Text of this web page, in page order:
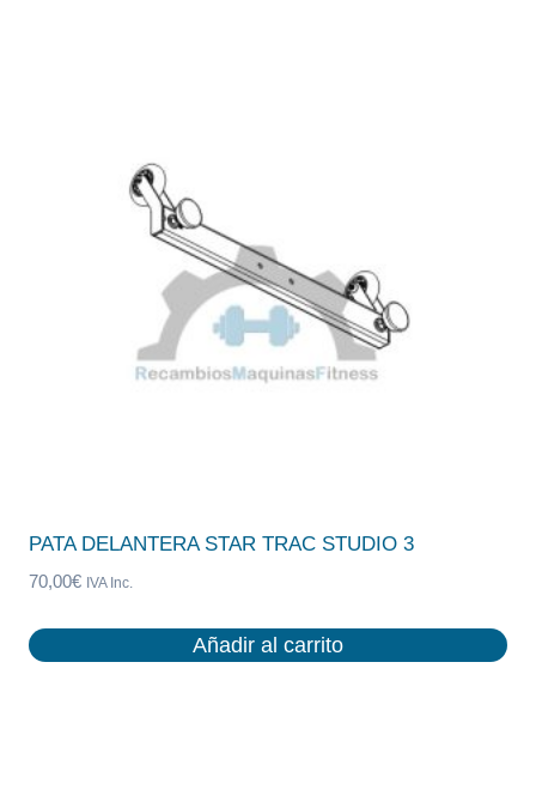
PATA DELANTERA STAR TRAC STUDIO 3
70,00€ IVA Inc.
Añadir al carrito